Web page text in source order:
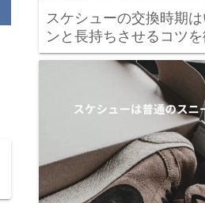
スケシューの交換時期
ンと長持ちさせるコツ